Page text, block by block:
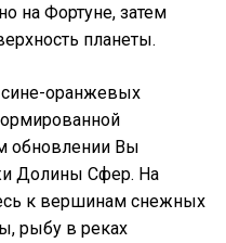
на Фортуне, затем
планеты.
сине-оранжевых
обновлении Вы
Долины Сфер. На
к вершинам снежных
рыбу в реках